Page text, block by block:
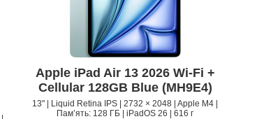
APPLE IPHONE 16
APPLE PENCIL ДЛЯ IPAD
PRO
APPLE TV 4K
Apple iPad Air 13 2026 Wi‑Fi +
Cellular 128GB Blue (MH9E4)
13" | Liquid Retina IPS | 2732 × 2048 | Apple M4 |
Пам’ять: 128 ГБ | iPadOS 26 | 616 г